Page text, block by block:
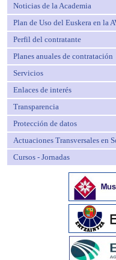
Noticias de la Academia
Plan de Uso del Euskera en la
Perfil del contratante
Planes anuales de contratación
Servicios
Enlaces de interés
Transparencia
Protección de datos
Actuaciones Transversales en
Cursos - Jornadas